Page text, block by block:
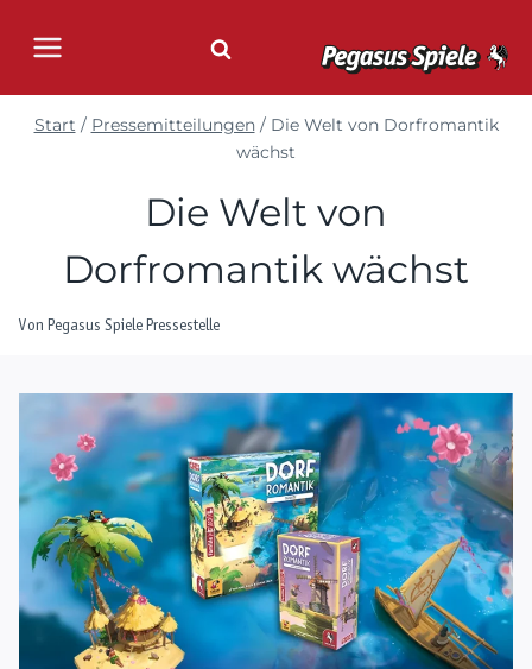
Inhalt
Start / Pressemitteilungen / Die Welt von Dorfromantik
wächst
Die Welt von
Dorfromantik wächst
Von Pegasus Spiele Pressestelle